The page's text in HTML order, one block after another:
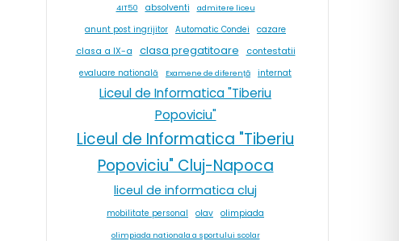
4IT50 absolventi admitere liceu
anunt post ingrijitor Automatic Condei
cazare
clasa a IX-a
clasa pregatitoare contestatii
evaluare natională Examene de diferență internat
Liceul de Informatica "Tiberiu
Popoviciu"
Liceul de Informatica "Tiberiu
Popoviciu" Cluj-Napoca
liceul de informatica cluj
mobilitate personal olav olimpiada
olimpiada nationala a sportului scolar